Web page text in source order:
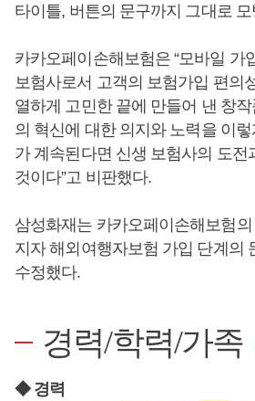
타이틀, 버튼의 문구까지 그대로
카카오페이손해보험은 “모바일 가
보험사로서 고객의 보험가입 편의
열하게 고민한 끝에 만들어 낸 창작
의 혁신에 대한 의지와 노력을 이
가 계속된다면 신생 보험사의 도전
것이다”고 비판했다.
삼성화재는 카카오페이손해보험
지자 해외여행자보험 가입 단계의
수정했다.
경력/학력/가족
◆ 경력